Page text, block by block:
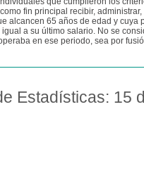
fin principal recibir,
alcancen 65 años de edad y
a su último salario. No se
en ese periodo, sea por
Estadísticas: 15